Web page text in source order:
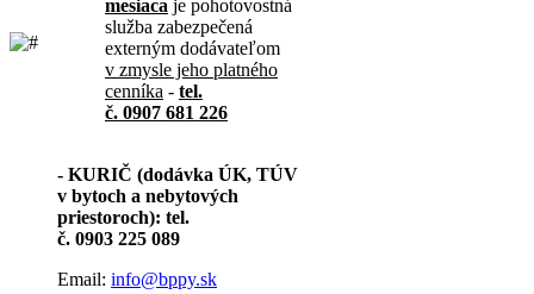
mesiaca je pohotovostná
služba zabezpečená
externým dodávateľom
v zmysle jeho platného
cenníka - tel.
č. 0907 681 226
- KURIČ (dodávka ÚK, TÚV
v bytoch a nebytových
priestoroch): tel.
č. 0903 225 089
Email: info@bppy.sk